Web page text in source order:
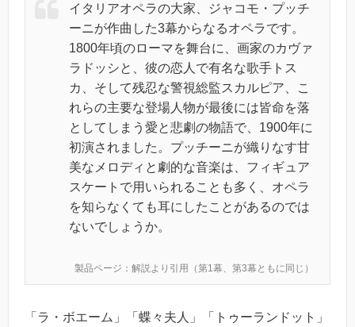
イタリアオペラの大家、ジャコモ・プッチ
ーニが作曲した3幕からなるオペラです。
1800年頃のローマを舞台に、画家のカヴァ
ラドッシと、彼の恋人で有名な歌手トス
カ、そして残忍な警視総監スカルピア、こ
れらの主要な登場人物が最後には皆命を落
としてしまう愛と悲劇の物語で、1900年に
初演されました。プッチーニが織りなす甘
美なメロディと劇的な音楽は、フィギュア
スケートで用いられることも多く、オペラ
を知らなくても耳にしたことがあるのでは
ないでしょうか。
製品ページ：解説より引用（第1幕、第3幕ともに同じ）
「ラ・ボエーム」「蝶々夫人」「トゥーランドット」